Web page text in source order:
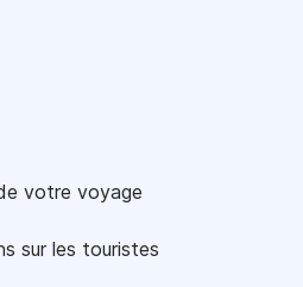
votre voyage
sur les touristes